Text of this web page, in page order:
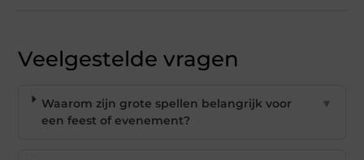
Veelgestelde vragen
Waarom zijn grote spellen belangrijk voor
een feest of evenement?
▼